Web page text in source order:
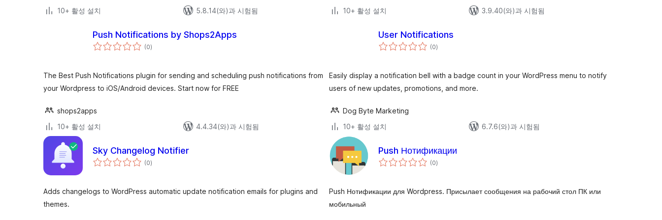
10+ 활성 설치 5.8.14(와)과 시험됨 10+ 활성 설치 3.9.40(와)과 시험됨
Push Notifications by Shops2Apps
(0전
체)
The Best Push Notifications plugin for sending and scheduling push notifications from
your Wordpress to iOS/Android devices. Start now for FREE
shops2apps
10+ 활성 설치
4.4.34(와)과 시험됨
User Notifications
(0전
체)
Easily display a notification bell with a badge count in your WordPress menu to notify
users of new updates, promotions, and more.
Dog Byte Marketing
10+ 활성 설치
6.7.6(와)과 시험됨
Sky Changelog Notifier
(0전
체)
Adds changelogs to WordPress automatic update notification emails for plugins and
themes.
Push Нотификации
(0전
체)
Push Нотификации для Wordpress. Присылает сообщения на рабочий стол ПК или
мобильный